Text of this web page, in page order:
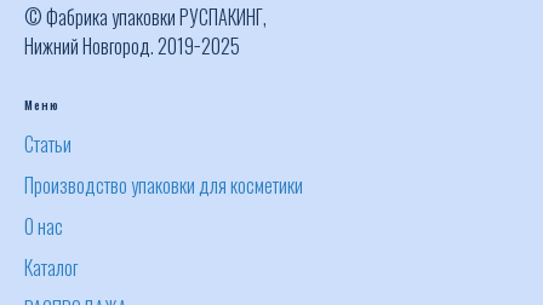
© Фабрика упаковки РУСПАКИНГ,
Нижний Новгород. 2019−2025
Меню
Статьи
Производство упаковки для косметики
О нас
Каталог